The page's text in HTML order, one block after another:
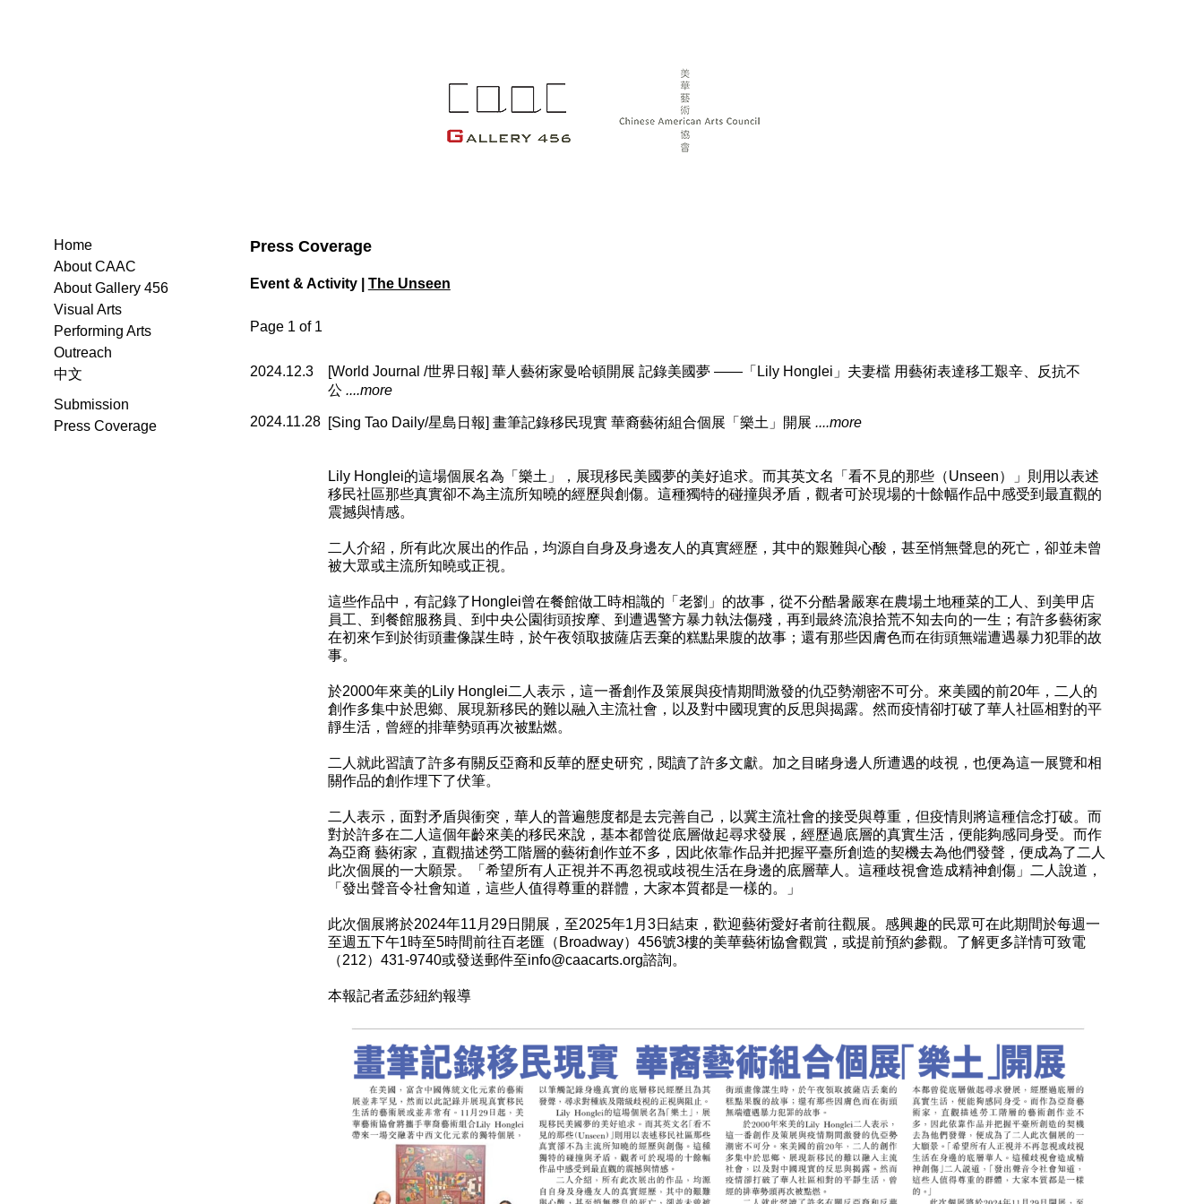
Press Coverage
Event & Activity | The Unseen
Page 1 of 1
2024.12.3
[World Journal /世界日報] 華人藝術家曼哈頓開展 記錄美國夢 ——「Lily Honglei」夫妻檔 用藝術表達移工艱辛、反抗不
公 ....more
2024.11.28 [Sing Tao Daily/星島日報] 畫筆記錄移民現實 華裔藝術組合個展「樂土」開展 ....more
Lily Honglei的這場個展名為「樂土」，展現移民美國夢的美好追求。而其英文名「看不見的那些（Unseen）」則用以表述
移民社區那些真實卻不為主流所知曉的經歷與創傷。這種獨特的碰撞與矛盾，觀者可於現場的十餘幅作品中感受到最直觀的
震撼與情感。
二人介紹，所有此次展出的作品，均源自自身及身邊友人的真實經歷，其中的艱難與心酸，甚至悄無聲息的死亡，卻並未曾
被大眾或主流所知曉或正視。
這些作品中，有記錄了Honglei曾在餐館做工時相識的「老劉」的故事，從不分酷暑嚴寒在農場土地種菜的工人、到美甲店
員工、到餐館服務員、到中央公園街頭按摩、到遭遇警方暴力執法傷殘，再到最終流浪拾荒不知去向的一生；有許多藝術家
在初來乍到於街頭畫像謀生時，於午夜領取披薩店丟棄的糕點果腹的故事；還有那些因膚色而在街頭無端遭遇暴力犯罪的故
事。
於2000年來美的Lily Honglei二人表示，這一番創作及策展與疫情期間激發的仇亞勢潮密不可分。來美國的前20年，二人的
創作多集中於思鄉、展現新移民的難以融入主流社會，以及對中國現實的反思與揭露。然而疫情卻打破了華人社區相對的平
靜生活，曾經的排華勢頭再次被點燃。
二人就此習讀了許多有關反亞裔和反華的歷史研究，閱讀了許多文獻。加之目睹身邊人所遭遇的歧視，也便為這一展覽和相
關作品的創作埋下了伏筆。
二人表示，面對矛盾與衝突，華人的普遍態度都是去完善自己，以冀主流社會的接受與尊重，但疫情則將這種信念打破。而
對於許多在二人這個年齡來美的移民來說，基本都曾從底層做起尋求發展，經歷過底層的真實生活，便能夠感同身受。而作
為亞裔 藝術家，直觀描述勞工階層的藝術創作並不多，因此依靠作品并把握平臺所創造的契機去為他們發聲，便成為了二人
此次個展的一大願景。「希望所有人正視并不再忽視或歧視生活在身邊的底層華人。這種歧視會造成精神創傷」二人說道，
「發出聲音令社會知道，這些人值得尊重的群體，大家本質都是一樣的。」
此次個展將於2024年11月29日開展，至2025年1月3日結束，歡迎藝術愛好者前往觀展。感興趣的民眾可在此期間於每週一
至週五下午1時至5時間前往百老匯（Broadway）456號3樓的美華藝術協會觀賞，或提前預約參觀。了解更多詳情可致電
（212）431-9740或發送郵件至info@caacarts.org諮詢。
本報記者孟莎紐約報導
Home
About CAAC
About Gallery 456
Visual Arts
Performing Arts
Outreach
中文
Submission
Press Coverage